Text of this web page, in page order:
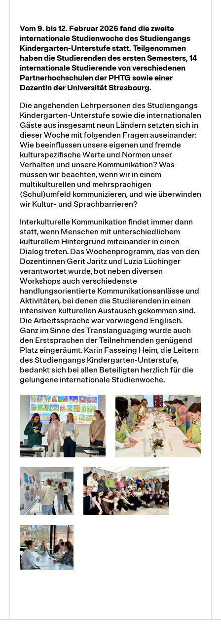
Vom 9. bis 12. Februar 2026 fand die zweite
internationale Studienwoche des Studiengangs
Kindergarten-Unterstufe statt. Teilgenommen
haben die Studierenden des ersten Semesters, 14
internationale Studierende von verschiedenen
Partnerhochschulen der PHTG sowie einer
Dozentin der Universität Strasbourg.
Die angehenden Lehrpersonen des Studiengangs
Kindergarten-Unterstufe sowie die internationalen
Gäste aus insgesamt neun Ländern setzten sich in
dieser Woche mit folgenden Fragen auseinander:
Wie beeinflussen unsere eigenen und fremde
kulturspezifische Werte und Normen unser
Verhalten und unsere Kommunikation? Was
müssen wir beachten, wenn wir in einem
multikulturellen und mehrsprachigen
(Schul)umfeld kommunizieren, und wie überwinden
wir Kultur- und Sprachbarrieren?
Interkulturelle Kommunikation findet immer dann
statt, wenn Menschen mit unterschiedlichem
kulturellem Hintergrund miteinander in einen
Dialog treten. Das Wochenprogramm, das von den
Dozentinnen Gerit Jaritz und Luzia Lüchinger
verantwortet wurde, bot neben diversen
Workshops auch verschiedenste
handlungsorientierte Kommunikationsanlässe und
Aktivitäten, bei denen die Studierenden in einen
intensiven kulturellen Austausch gekommen sind.
Die Arbeitssprache war vorwiegend Englisch.
Ganz im Sinne des Translanguaging wurde auch
den Erstsprachen der Teilnehmenden genügend
Platz eingeräumt. Karin Fasseing Heim, die Leitern
des Studiengangs Kindergarten-Unterstufe,
bedankt sich bei allen Beteiligten herzlich für die
gelungene internationale Studienwoche.